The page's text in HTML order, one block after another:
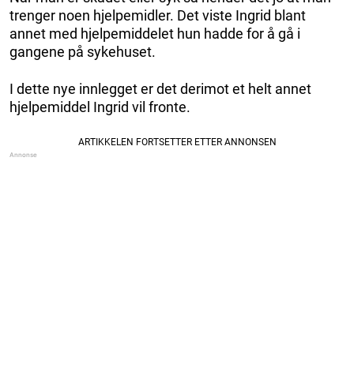
trenger noen hjelpemidler. Det viste Ingrid blant
annet med hjelpemiddelet hun hadde for å gå i
gangene på sykehuset.
I dette nye innlegget er det derimot et helt annet
hjelpemiddel Ingrid vil fronte.